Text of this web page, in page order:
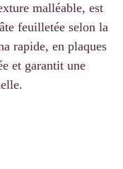
malléable, est
feuilletée selon la
rapide, en plaques
et garantit une